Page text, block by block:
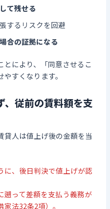
て残せる
するリスクを回避
合の証拠になる
により、「同意させるこ
すくなります。
、従前の賃料額を支
貸人は値上げ後の金額を当
、後日判決で値上げが認
遡って差額を支払う義務が
法32条2項）。